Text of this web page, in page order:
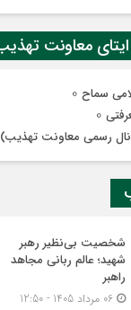
سماح
رسمی معاونت تهذیب)
شخصیت بی‌نظیر رهبر
شهید؛ عالم ربانی مجاهد
راهبر